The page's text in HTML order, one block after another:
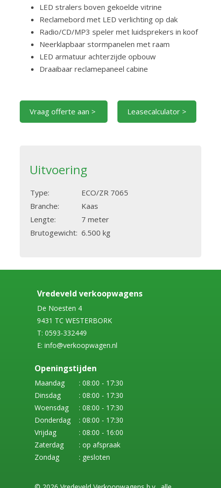
LED stralers boven gekoelde vitrine
Reclamebord met LED verlichting op dak
Radio/CD/MP3 speler met luidsprekers in koof
Neerklapbaar stormpanelen met raam
LED armatuur achterzijde opbouw
Draaibaar reclamepaneel cabine
Vraag offerte aan > Leasecalculator >
Uitvoering
Type:
ECO/ZR 7065
Branche:
Kaas
Lengte:
7 meter
Brutogewicht: 6.500 kg
Vredeveld verkoopwagens
De Noesten 4
9431 TC WESTERBORK
T: 0593-332449
E: info@verkoopwagen.nl
Openingstijden
Maandag
: 08:00 - 17:30
Dinsdag
: 08:00 - 17:30
Woensdag
: 08:00 - 17:30
Donderdag
: 08:00 - 17:30
Vrijdag
: 08:00 - 16:00
Zaterdag
: op afspraak
Zondag
: gesloten